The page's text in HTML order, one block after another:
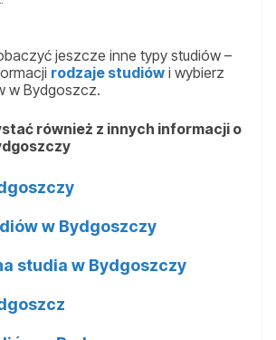
jeszcze inne typy studiów –
rodzaje studiów i wybierz
w Bydgoszcz.
również z innych informacji o
w Bydgoszczy
studia w Bydgoszczy